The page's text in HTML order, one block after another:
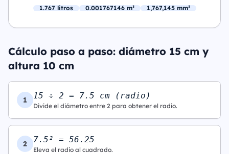
1.767 litros 0.001767146 m³ 1,767,145 mm³
Cálculo paso a paso: diámetro 15 cm y
altura 10 cm
1 15 ÷ 2 = 7.5 cm (radio)
Divide el diámetro entre 2 para obtener el radio.
2 7.5² = 56.25
Eleva el radio al cuadrado.